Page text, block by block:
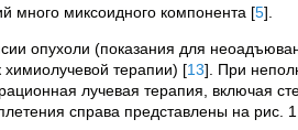
много миксоидного компонента [5]
опухоли (показания для
химиолучевой терапии) [13] . При
лучевая терапия, включая
справа представлены на рис.